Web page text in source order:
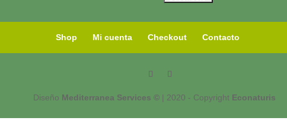
Shop Mi cuenta Checkout Contacto
Diseño Mediterranea Services ©| 2020 - Copyright Econaturis